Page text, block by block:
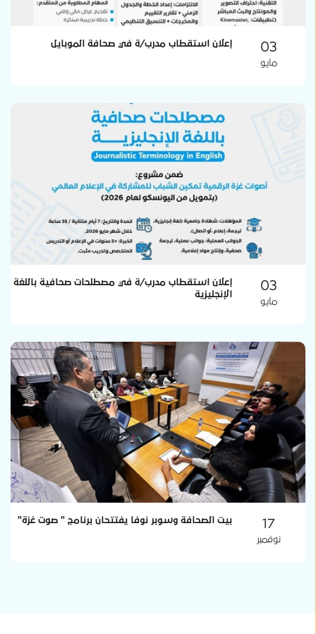
03
مايو
إعلان استقطاب مدرب/ة في صحافة الموبايل
03
مايو
إعلان استقطاب مدرب/ة في مصطلحات صحافية باللغة
الإنجليزية
17
نوفمبر
بيت الصحافة وسوبر نوفا يفتتحان برنامج " صوت غزة"